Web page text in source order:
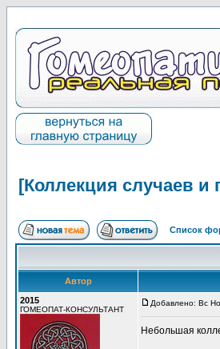
[Коллекция случаев и
Список
Автор
2015
ГОМЕОПАТ-КОНСУЛЬТАНТ
Добавлено: Вс
Небольшая